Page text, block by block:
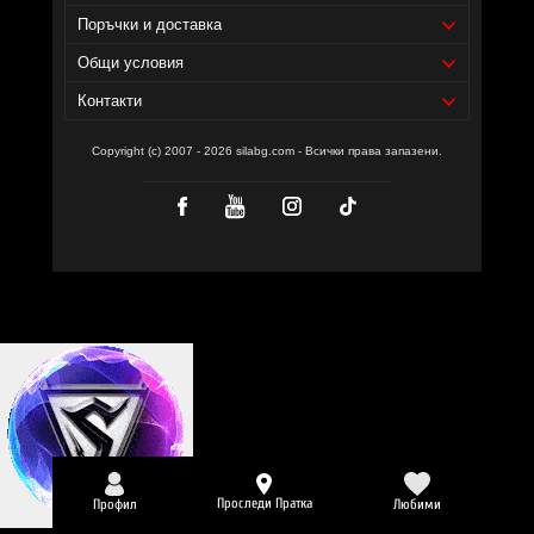
Поръчки и доставка
Общи условия
Контакти
Copyright (c) 2007 - 2026 silabg.com - Всички права запазени.
Профил Проследи Пратка Любими